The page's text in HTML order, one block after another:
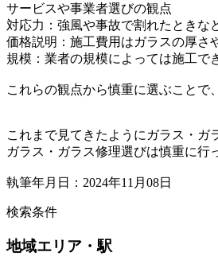
サービスや事業者選びの観点
対応力：強風や事故で割れたときな
価格説明：施工費用はガラスの厚さ
規模：業者の規模によっては施工で
これらの観点から慎重に選ぶことで
これまで見てきたようにガラス・ガ
ガラス・ガラス修理選びは慎重に行
執筆年月日：2024年11月08日
検索条件
地域エリア・駅